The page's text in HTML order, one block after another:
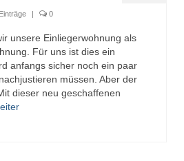
| 0
unsere Einliegerwohnung als
Für uns ist dies ein
anfangs sicher noch ein paar
müssen. Aber der
dieser neu geschaffenen